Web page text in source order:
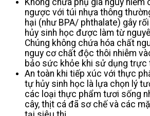
Không chứa phụ gia nguy hiểm
ngược với túi nhựa thông
hại (như BPA/ phthalate) gây
hủy sinh học được làm từ
Chúng không chứa hóa chất
nguy cơ chất độc thôi nhiễm
bảo sức khỏe khi sử dụng trực
An toàn khi tiếp xúc với thực
tự hủy sinh học là lựa chọn lý
các loại thực phẩm tươi sống
cây, thịt cá đã sơ chế và các